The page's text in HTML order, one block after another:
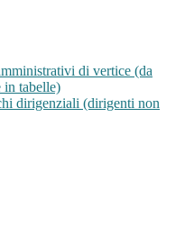
di vertice (da
in tabelle)
dirigenziali (dirigenti non